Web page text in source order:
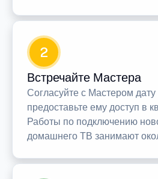
2
Встречайте Мастера
Согласуйте с Мастером
предоставьте ему доступ в
Работы по подключению
домашнего ТВ занимают